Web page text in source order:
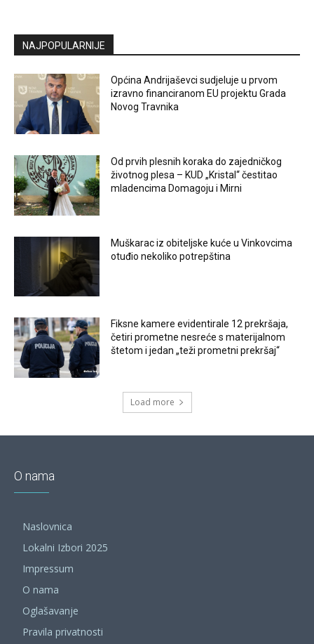
NAJPOPULARNIJE
Općina Andrijaševci sudjeluje u prvom
izravno financiranom EU projektu Grada
Novog Travnika
Od prvih plesnih koraka do zajedničkog
životnog plesa – KUD „Kristal“ čestitao
mladencima Domagoju i Mirni
Muškarac iz obiteljske kuće u Vinkovcima
otuđio nekoliko potrepština
Fiksne kamere evidentirale 12 prekršaja,
četiri prometne nesreće s materijalnom
štetom i jedan „teži prometni prekršaj“
Load more
O nama
Naslovnica
Lokalni Izbori 2025
Impressum
O nama
Oglašavanje
Pravila privatnosti